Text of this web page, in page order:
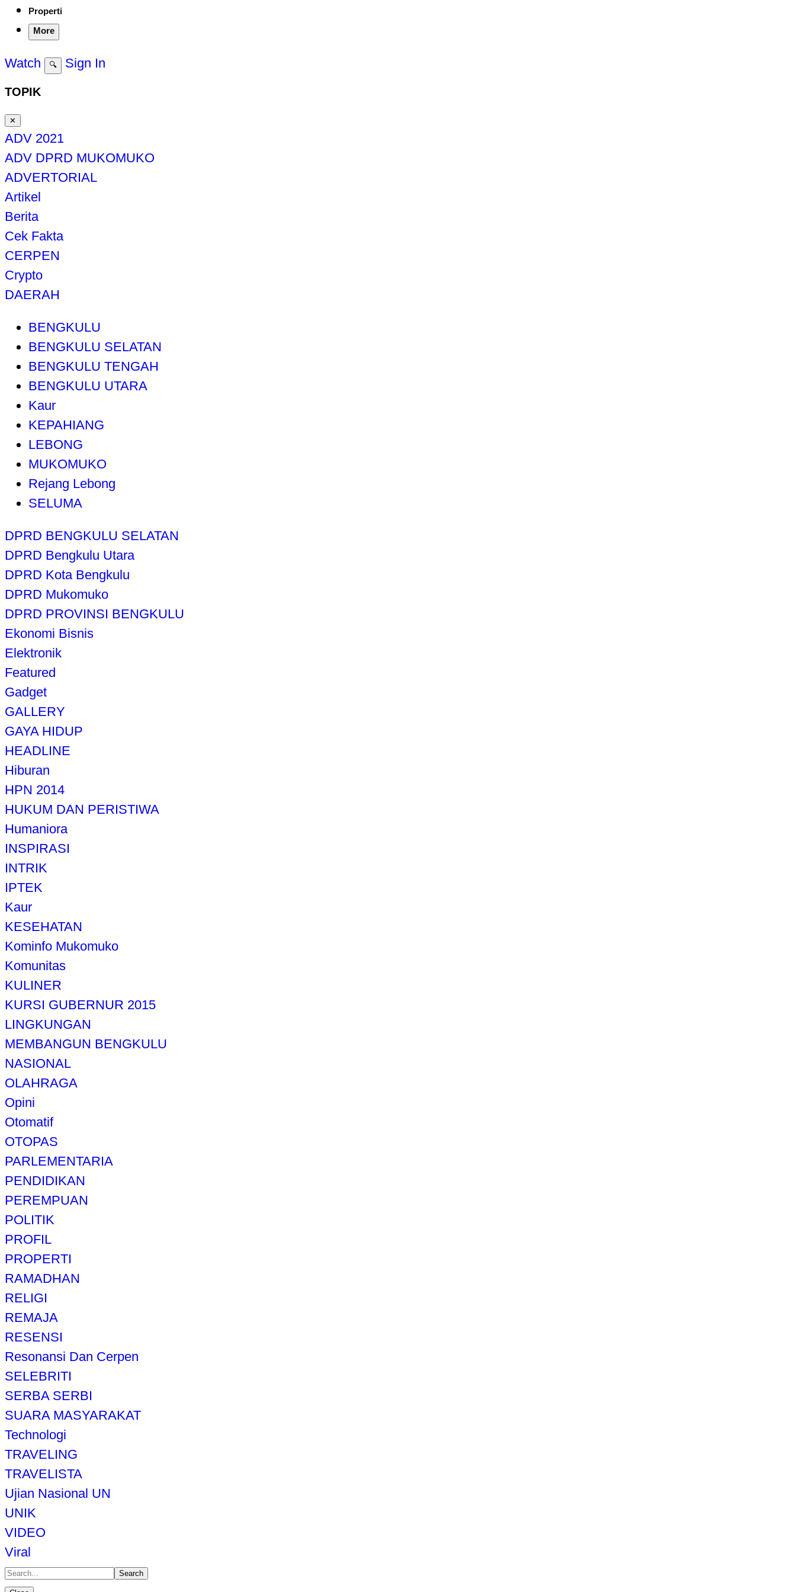
Properti
More
Watch 🔍 Sign In
TOPIK
✕
ADV 2021
ADV DPRD MUKOMUKO
ADVERTORIAL
Artikel
Berita
Cek Fakta
CERPEN
Crypto
DAERAH
BENGKULU
BENGKULU SELATAN
BENGKULU TENGAH
BENGKULU UTARA
Kaur
KEPAHIANG
LEBONG
MUKOMUKO
Rejang Lebong
SELUMA
DPRD BENGKULU SELATAN
DPRD Bengkulu Utara
DPRD Kota Bengkulu
DPRD Mukomuko
DPRD PROVINSI BENGKULU
Ekonomi Bisnis
Elektronik
Featured
Gadget
GALLERY
GAYA HIDUP
HEADLINE
Hiburan
HPN 2014
HUKUM DAN PERISTIWA
Humaniora
INSPIRASI
INTRIK
IPTEK
Kaur
KESEHATAN
Kominfo Mukomuko
Komunitas
KULINER
KURSI GUBERNUR 2015
LINGKUNGAN
MEMBANGUN BENGKULU
NASIONAL
OLAHRAGA
Opini
Otomatif
OTOPAS
PARLEMENTARIA
PENDIDIKAN
PEREMPUAN
POLITIK
PROFIL
PROPERTI
RAMADHAN
RELIGI
REMAJA
RESENSI
Resonansi Dan Cerpen
SELEBRITI
SERBA SERBI
SUARA MASYARAKAT
Technologi
TRAVELING
TRAVELISTA
Ujian Nasional UN
UNIK
VIDEO
Viral
Search